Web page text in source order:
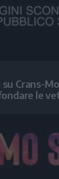
Crans-
le